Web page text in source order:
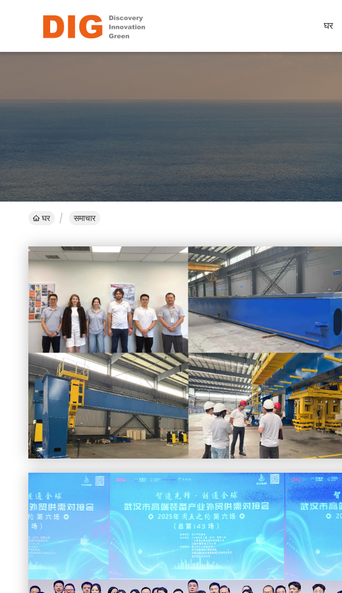
घर
घर समाचार